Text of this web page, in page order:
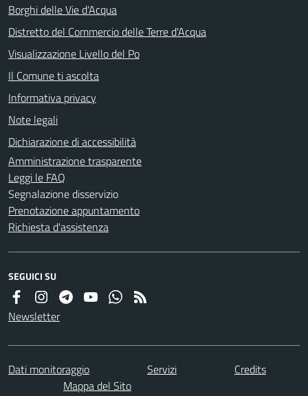
Borghi delle Vie d'Acqua
Distretto del Commercio delle Terre d'Acqua
Visualizzazione Livello del Po
Il Comune ti ascolta
Informativa privacy
Note legali
Dichiarazione di accessibilità
Amministrazione trasparente
Leggi le FAQ
Segnalazione disservizio
Prenotazione appuntamento
Richiesta d'assistenza
SEGUICI SU
Newsletter
Dati monitoraggio Servizi
Credits
Mappa del Sito